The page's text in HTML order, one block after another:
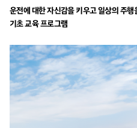
운전에 대한 자신감을 키우고 일상의 주행
기초 교육 프로그램